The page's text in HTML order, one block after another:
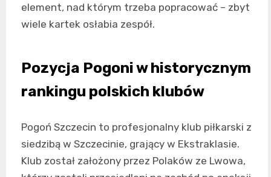
element, nad którym trzeba popracować – zbyt
wiele kartek osłabia zespół.
Pozycja Pogoni w historycznym
rankingu polskich klubów
Pogoń Szczecin to profesjonalny klub piłkarski z
siedzibą w Szczecinie, grający w Ekstraklasie.
Klub został założony przez Polaków ze Lwowa,